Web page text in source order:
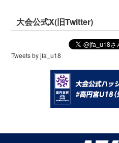
大会公式X(旧Twitter)
Tweets by jfa_u18